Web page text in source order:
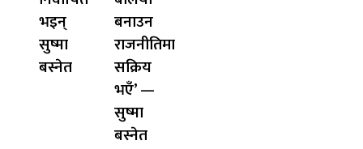
भइन्
सुष्मा
बस्नेत
बनाउन
राजनीतिमा
सक्रिय
भएँ’ —
सुष्मा
बस्नेत